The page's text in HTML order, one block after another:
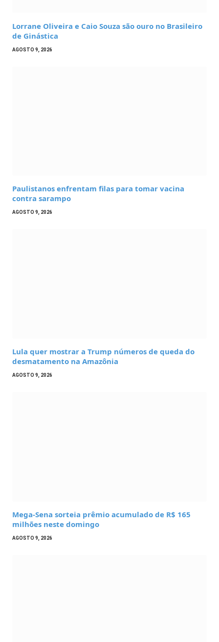
Lorrane Oliveira e Caio Souza são ouro no Brasileiro
de Ginástica
AGOSTO 9, 2026
Paulistanos enfrentam filas para tomar vacina
contra sarampo
AGOSTO 9, 2026
Lula quer mostrar a Trump números de queda do
desmatamento na Amazônia
AGOSTO 9, 2026
Mega-Sena sorteia prêmio acumulado de R$ 165
milhões neste domingo
AGOSTO 9, 2026